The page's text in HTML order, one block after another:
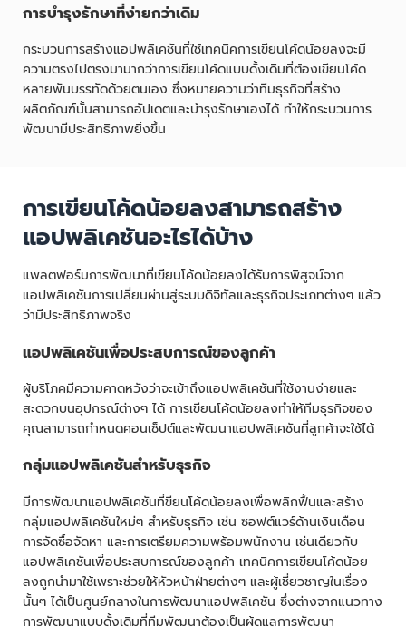
การบำรุงรักษาที่ง่ายกว่าเดิม
กระบวนการสร้างแอปพลิเคชันที่ใช้เทคนิคการเขียนโค้ดน้อยลงจะมี
ความตรงไปตรงมามากว่าการเขียนโค้ดแบบดั้งเดิมที่ต้องเขียนโค้ด
หลายพันบรรทัดด้วยตนเอง ซึ่งหมายความว่าทีมธุรกิจที่สร้าง
ผลิตภัณฑ์นั้นสามารถอัปเดตและบำรุงรักษาเองได้ ทำให้กระบวนการ
พัฒนามีประสิทธิภาพยิ่งขึ้น
การเขียนโค้ดน้อยลงสามารถสร้าง
แอปพลิเคชันอะไรได้บ้าง
แพลตฟอร์มการพัฒนาที่เขียนโค้ดน้อยลงได้รับการพิสูจน์จาก
แอปพลิเคชันการเปลี่ยนผ่านสู่ระบบดิจิทัลและธุรกิจประเภทต่างๆ แล้ว
ว่ามีประสิทธิภาพจริง
แอปพลิเคชันเพื่อประสบการณ์ของลูกค้า
ผู้บริโภคมีความคาดหวังว่าจะเข้าถึงแอปพลิเคชันที่ใช้งานง่ายและ
สะดวกบนอุปกรณ์ต่างๆ ได้ การเขียนโค้ดน้อยลงทำให้ทีมธุรกิจของ
คุณสามารถกำหนดคอนเซ็ปต์และพัฒนาแอปพลิเคชันที่ลูกค้าจะใช้ได้
กลุ่มแอปพลิเคชันสำหรับธุรกิจ
มีการพัฒนาแอปพลิเคชันที่ขียนโค้ดน้อยลงเพื่อพลิกฟื้นและสร้าง
กลุ่มแอปพลิเคชันใหม่ๆ สำหรับธุรกิจ เช่น ซอฟต์แวร์ด้านเงินเดือน
การจัดซื้อจัดหา และการเตรียมความพร้อมพนักงาน เช่นเดียวกับ
แอปพลิเคชันเพื่อประสบการณ์ของลูกค้า เทคนิคการเขียนโค้ดน้อย
ลงถูกนำมาใช้เพราะช่วยให้หัวหน้าฝ่ายต่างๆ และผู้เชี่ยวชาญในเรื่อง
นั้นๆ ได้เป็นศูนย์กลางในการพัฒนาแอปพลิเคชัน ซึ่งต่างจากแนวทาง
การพัฒนาแบบดั้งเดิมที่ทีมพัฒนาต้องเป็นผู้ดูแลการพัฒนา